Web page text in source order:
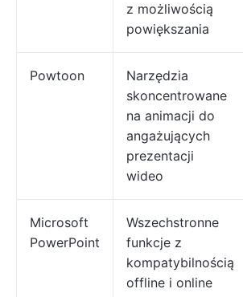
z możliwością
powiększania
Powtoon
Narzędzia
skoncentrowane
na animacji do
angażujących
prezentacji
wideo
Microsoft
PowerPoint
Wszechstronne
funkcje z
kompatybilnością
offline i online